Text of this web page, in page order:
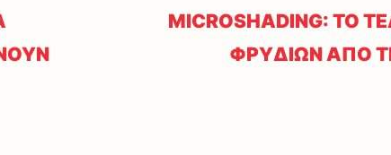
MICROSHADING: ΤΟ
ΦΡΥΔΙΩΝ ΑΠΟ